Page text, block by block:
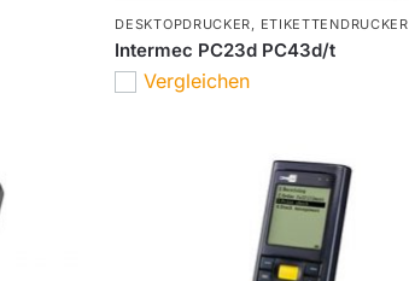
DESKTOPDRUCKER ETIKETTENDRUCKER
Intermec PC23d PC43d/t
Vergleichen